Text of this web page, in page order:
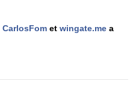
CarlosFom et wingate.me a